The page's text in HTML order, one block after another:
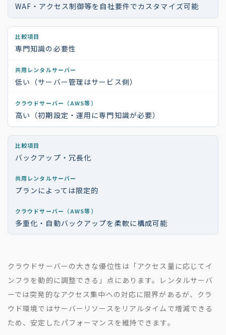
WAF・アクセス制御等を自社要件でカスタマイズ可能
専門知識の必要性
低い（サーバー管理はサービス側）
高い（初期設定・運用に専門知識が必要）
バックアップ・冗長化
プランによっては限定的
多重化・自動バックアップを柔軟に構成可能
クラウドサーバーの大きな優位性は「アクセス量に応じてイ
ンフラを動的に調整できる」点にあります。レンタルサーバ
ーでは突発的なアクセス集中への対応に限界があるが、クラ
ウド環境ではサーバーリソースをリアルタイムで増減できる
ため、安定したパフォーマンスを維持できます。